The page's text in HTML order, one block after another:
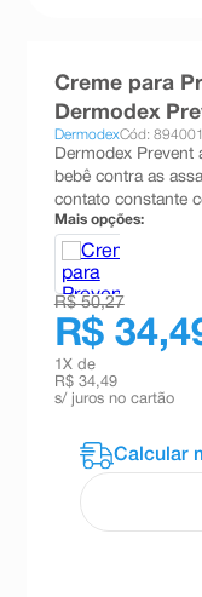
Creme para
Dermodex
DermodexCód:
Dermodex Prevent
bebê contra as
contato constante
Mais opções:
R$ 50,27
R$
1 X de
R$ 34,49
s/ juros no cartão